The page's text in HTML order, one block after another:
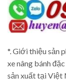
*. Giới thiệu sản
xe nâng bánh
sản xuất tại Việt